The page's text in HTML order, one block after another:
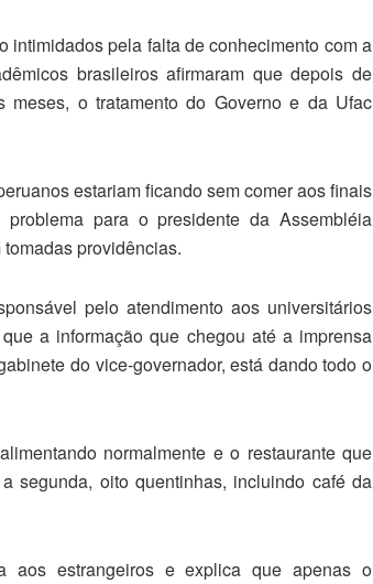
intimidados pela falta de conhecimento com a
brasileiros afirmaram que depois de
o tratamento do Governo e da Ufac
estariam ficando sem comer aos finais
para o presidente da Assembléia
providências.
pelo atendimento aos universitários
a informação que chegou até a imprensa
do vice-governador, está dando todo o
normalmente e o restaurante que
segunda, oito quentinhas, incluindo café da
aos estrangeiros e explica que apenas o